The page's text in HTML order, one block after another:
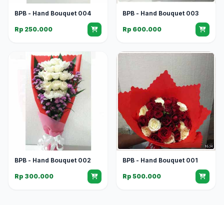
BPB - Hand Bouquet 004
Rp 250.000
BPB - Hand Bouquet 003
Rp 600.000
BPB - Hand Bouquet 002
Rp 300.000
BPB - Hand Bouquet 001
Rp 500.000